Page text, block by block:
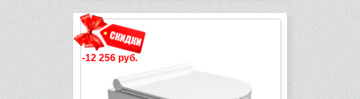
-12 256 руб.